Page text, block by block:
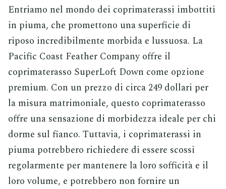
Entriamo nel mondo dei coprimaterassi imbottiti
in piuma, che promettono una superficie di
riposo incredibilmente morbida e lussuosa. La
Pacific Coast Feather Company offre il
coprimaterasso SuperLoft Down come opzione
premium. Con un prezzo di circa 249 dollari per
la misura matrimoniale, questo coprimaterasso
offre una sensazione di morbidezza ideale per chi
dorme sul fianco. Tuttavia, i coprimaterassi in
piuma potrebbero richiedere di essere scossi
regolarmente per mantenere la loro sofficità e il
loro volume, e potrebbero non fornire un